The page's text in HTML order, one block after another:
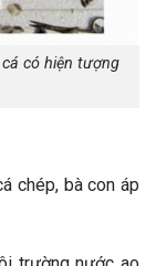
có hiện tượng
chép, bà con áp